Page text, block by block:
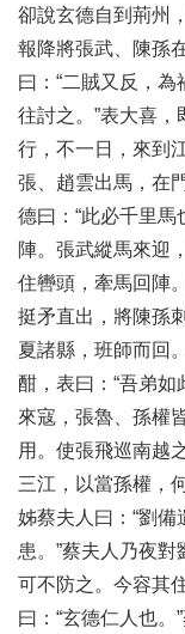
卻說玄德自到荊州
報降將張武、陳孫
曰：“二賊又反，為
往討之。”表大喜
行，不一日，來到
張、趙雲出馬，在
德曰：“此必千里馬
陣。張武縱馬來迎
住轡頭，牽馬回陣
挺矛直出，將陳孫
夏諸縣，班師而回
酣，表曰：“吾弟
來寇，張魯、孫權
用。使張飛巡南越
三江，以當孫權，
姊蔡夫人曰：“劉
患。”蔡夫人乃夜
可不防之。今容其
曰：“玄德仁人也。